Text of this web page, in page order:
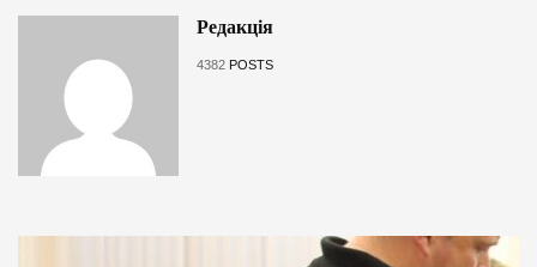
Редакція
4382 POSTS